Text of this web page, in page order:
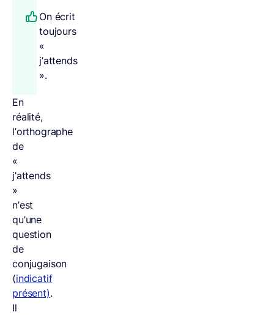
On écrit
toujours
«
j’attends
».
En
réalité,
l’orthographe
de
«
j’attends
»
n’est
qu’une
question
de
conjugaison
(indicatif
présent).
Il